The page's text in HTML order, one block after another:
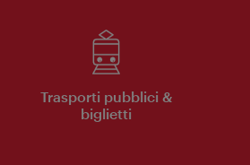
Trasporti pubblici &
biglietti